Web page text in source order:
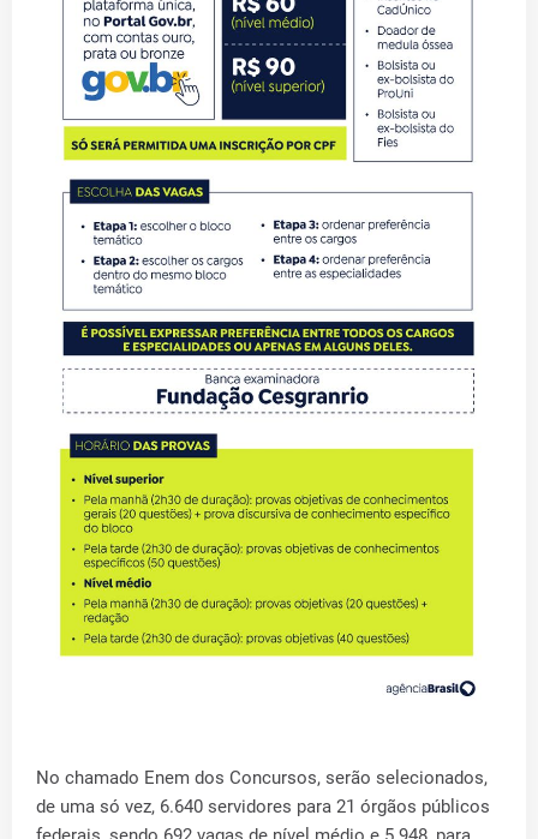
No chamado Enem dos Concursos, serão selecionados,
de uma só vez, 6.640 servidores para 21 órgãos públicos